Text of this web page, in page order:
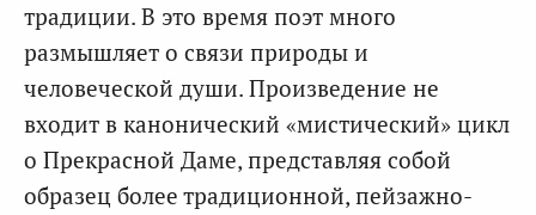
традиции. В это время поэт много
размышляет о связи природы и
человеческой души. Произведение не
входит в канонический «мистический» цикл
о Прекрасной Даме, представляя собой
образец более традиционной, пейзажно-